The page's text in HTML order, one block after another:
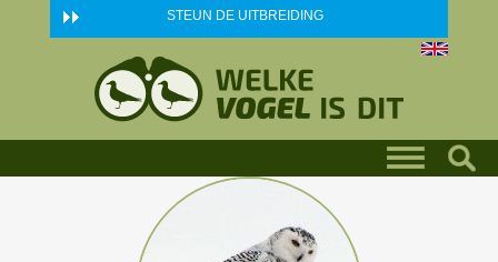
Skip to main content STEUN DE UITBREIDING